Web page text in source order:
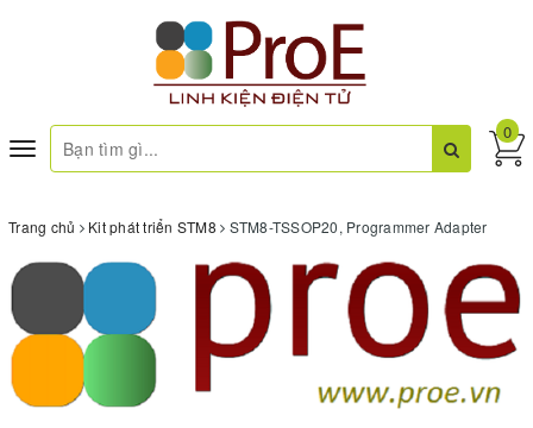
Toggle
navigation
0
Trang chủ Kit phát triển STM8 STM8-TSSOP20, Programmer Adapter